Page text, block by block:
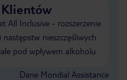
All Inclusive - rozszerzenie
nieszczęśliwych
pod wpływem alkoholu
Dane Mondial Assistance